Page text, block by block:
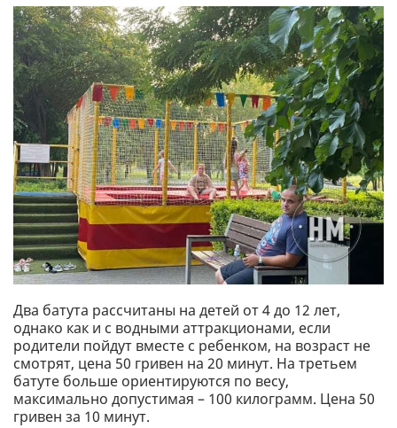
Два батута рассчитаны на детей от 4 до 12 лет,
однако как и с водными аттракционами, если
родители пойдут вместе с ребенком, на возраст не
смотрят, цена 50 гривен на 20 минут. На третьем
батуте больше ориентируются по весу,
максимально допустимая – 100 килограмм. Цена 50
гривен за 10 минут.